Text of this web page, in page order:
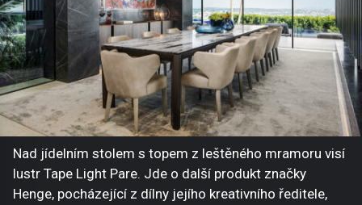
Nad jídelním stolem s topem z leštěného mramoru visí
lustr Tape Light Pare. Jde o další produkt značky
Henge, pocházející z dílny jejího kreativního ředitele,